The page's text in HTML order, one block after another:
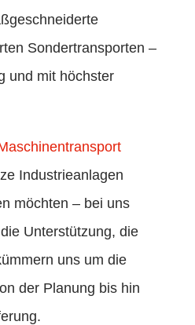
Sondertransporten –
und mit höchster
Industrieanlagen
möchten – bei uns
Unterstützung, die
uns um die
der Planung bis hin